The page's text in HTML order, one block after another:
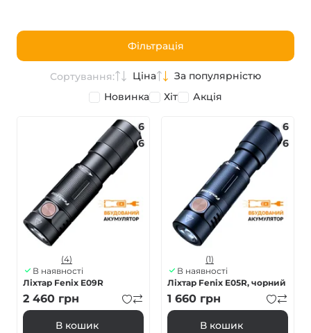
Фільтрація
Сортування: Ціна
За популярністю
Новинка
Хіт Акція
6
6
(4)
В наявності
Ліхтар Fenix E09R
2 460 грн
В кошик
6
6
(1)
В наявності
Ліхтар Fenix E05R, чорний
1 660 грн
В кошик